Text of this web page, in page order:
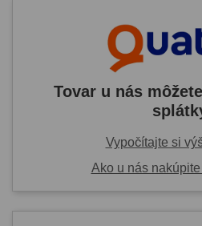
Tovar u nás
Vypočítajte si
Ako u nás